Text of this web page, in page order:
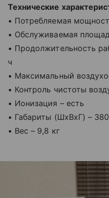
Технические
• Потребляемая
• Обслуживаемая
• Продолжительность
ч
• Максимальный
• Контроль чистоты
• Ионизация – есть
• Габариты (ШхВхГ) –
• Вес – 9,8 кг